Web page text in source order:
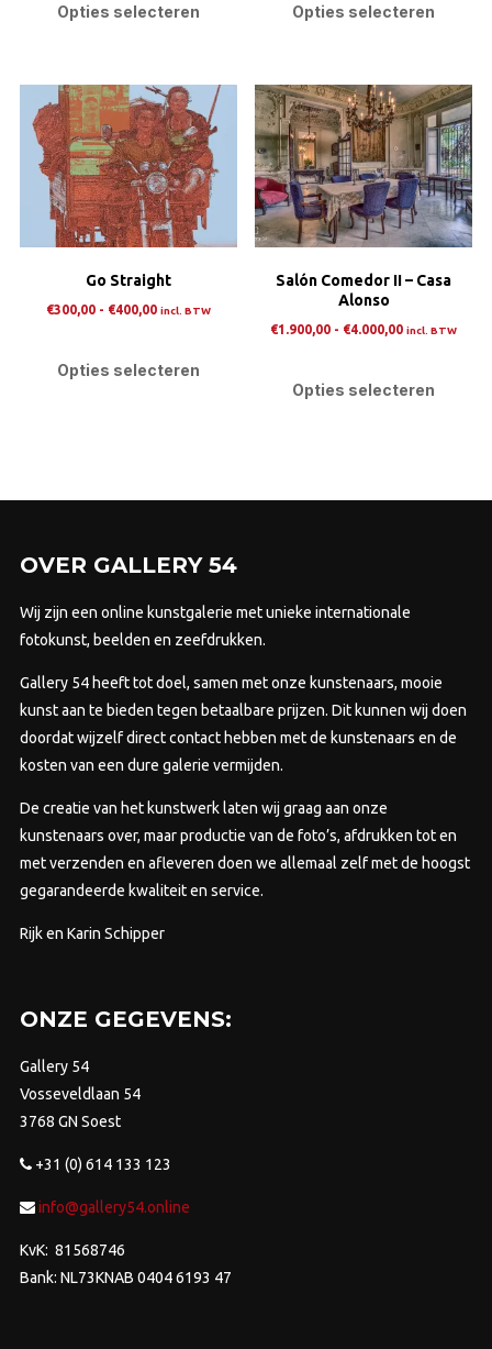
€4.000,00
Opties selecteren
variaties.
Deze
optie
gekozen
worden
Opties selecteren
kan
Go Straight
€300,00 - €400,00Prijsklasse:
€400,00
incl. BTW
Opties selecteren
optie
gekozen
op
de
Salón Comedor II – Casa
Alonso
€1.900,00 - €4.000,00Prijsklasse:
€4.000,00
incl. BTW
Opties selecteren
OVER GALLERY 54
Wij zijn een online kunstgalerie met unieke internationale
fotokunst, beelden en zeefdrukken.
Gallery 54 heeft tot doel, samen met onze kunstenaars, mooie
kunst aan te bieden tegen betaalbare prijzen. Dit kunnen wij doen
doordat wijzelf direct contact hebben met de kunstenaars en de
kosten van een dure galerie vermijden.
De creatie van het kunstwerk laten wij graag aan onze
kunstenaars over, maar productie van de foto’s, afdrukken tot en
met verzenden en afleveren doen we allemaal zelf met de hoogst
gegarandeerde kwaliteit en service.
Rijk en Karin Schipper
ONZE GEGEVENS:
Gallery 54
Vosseveldlaan 54
3768 GN Soest
+31 (0) 614 133 123
info@gallery54.online
KvK: 81568746
Bank: NL73KNAB 0404 6193 47